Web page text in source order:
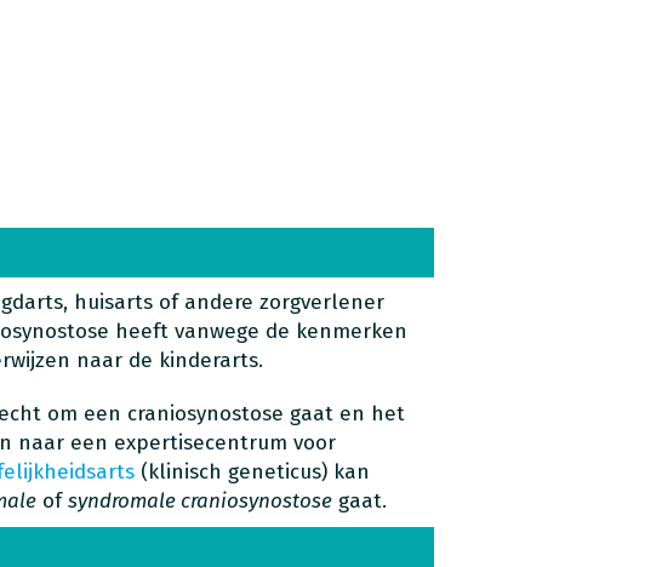
huisarts of andere zorgverlener
heeft vanwege de kenmerken
naar de kinderarts.
om een craniosynostose gaat en het
naar een expertisecentrum voor
(klinisch geneticus) kan
ofsyndromale craniosynostosegaat.